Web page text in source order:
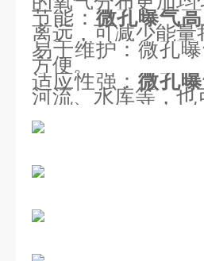
节能：微孔曝气
离远，可减少能
易于维护：微孔
方便。
适应性强：微孔
河流、水库等，